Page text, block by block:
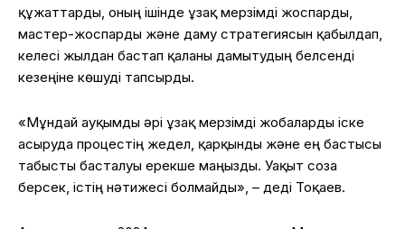
құжаттарды, оның ішінде ұзақ мерзімді жоспарды,
мастер-жоспарды және даму стратегиясын қабылдап,
келесі жылдан бастап қаланы дамытудың белсенді
кезеңіне көшуді тапсырды.
«Мұндай ауқымды әрі ұзақ мерзімді жобаларды іске
асыруда процестің жедел, қарқынды және ең бастысы
табысты басталуы ерекше маңызды. Уақыт соза
берсек, істің нәтижесі болмайды», – деді Тоқаев.